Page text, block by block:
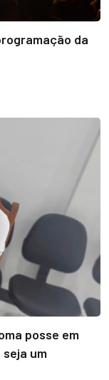
da
posse em
um